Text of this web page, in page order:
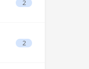
2
2